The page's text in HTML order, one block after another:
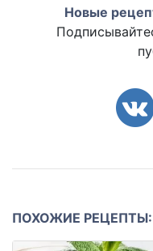
Новые
ПОХОЖИЕ РЕЦЕПТЫ: